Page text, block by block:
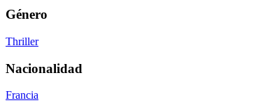
Género
Thriller
Nacionalidad
Francia